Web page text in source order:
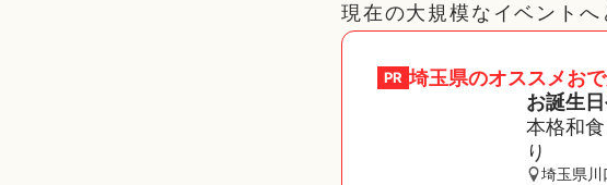
現在の大規模なイベントへ
PR 埼玉県のオススメお
お誕生
本格和
り
埼玉県川